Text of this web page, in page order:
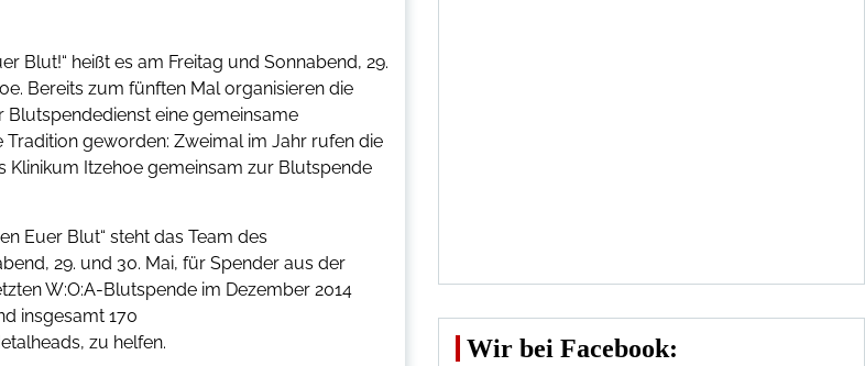
Blut!“ heißt es am Freitag und Sonnabend, 29.
Bereits zum fünften Mal organisieren die
Blutspendedienst eine gemeinsame
geworden: Zweimal im Jahr rufen die
Klinikum Itzehoe gemeinsam zur Blutspende
Euer Blut“ steht das Team des
29. und 30. Mai, für Spender aus der
W:O:A-Blutspende im Dezember 2014
insgesamt 170
zu helfen.
Wir bei Facebook: